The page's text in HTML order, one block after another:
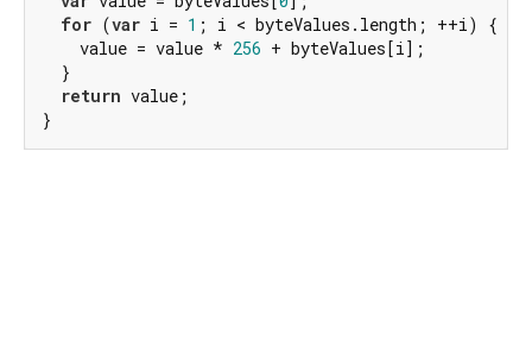
for (var i = 1 ; i < byteValues.length; ++i) {
    value = value *
256 + byteValues[i];
  }
return value;
}